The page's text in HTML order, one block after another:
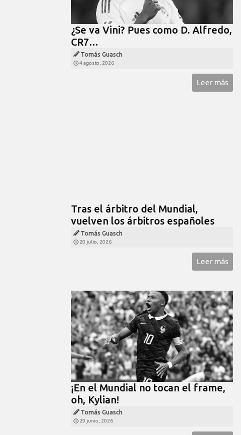
¿Se va Vini? Pues como D. Alfredo,
CR7…
Tomás Guasch
4 agosto, 2026
Leer más
Tras el árbitro del Mundial,
vuelven los árbitros españoles
Tomás Guasch
20 julio, 2026
Leer más
¡En el Mundial no tocan el frame,
oh, Kylian!
Tomás Guasch
29 junio, 2026